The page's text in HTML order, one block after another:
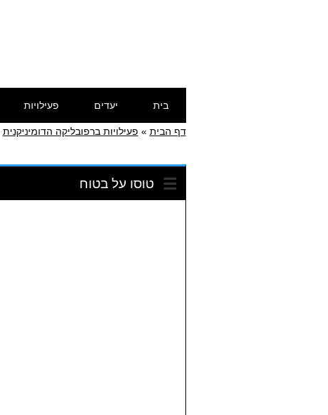
לתוכן
בית יעדים פעילויות
דף הבית » פעילויות ברפובליקה הדומיניקנית
טוסו על בטוח